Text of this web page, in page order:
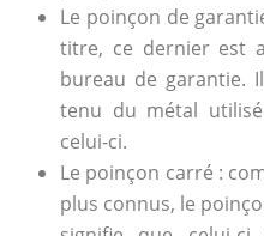
Le poinçon de
titre, ce dernier est
bureau de garantie.
tenu du métal
celui-ci.
Le poinçon carré :
plus connus, le